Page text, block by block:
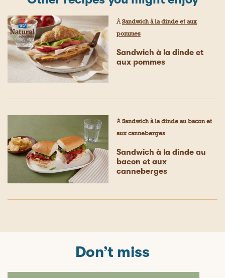
ÀSandwich à la dinde et aux
pommes
Sandwich à la dinde et
aux pommes
ÀSandwich à la dinde au bacon et
aux canneberges
Sandwich à la dinde au
bacon et aux
canneberges
Don’t miss